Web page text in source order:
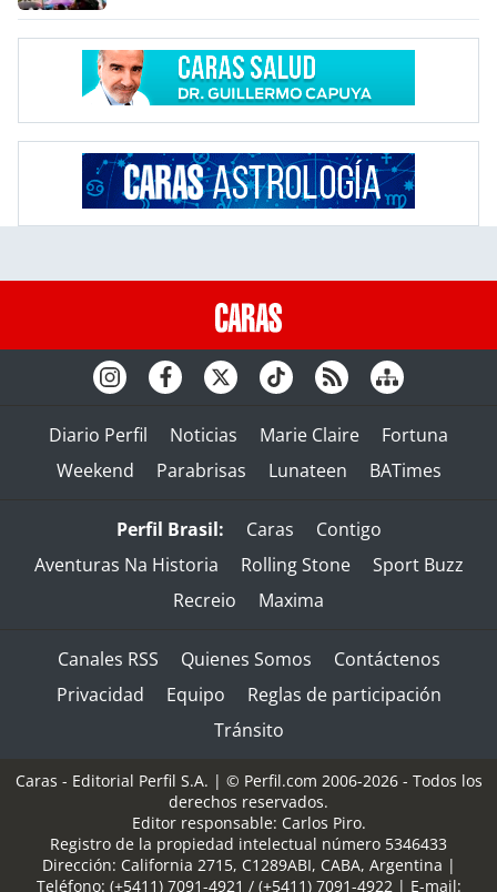
Diario Perfil Noticias Marie Claire
Fortuna
Weekend
Parabrisas Lunateen BATimes
Perfil Brasil: Caras
Contigo
Aventuras Na Historia
Rolling Stone
Sport Buzz
Recreio
Maxima
Canales RSS Quienes Somos
Contáctenos
Privacidad
Equipo
Reglas de participación
Tránsito
Caras - Editorial Perfil S.A. | © Perfil.com 2006-2026 - Todos los
derechos reservados.
Editor responsable: Carlos Piro.
Registro de la propiedad intelectual número 5346433
Dirección: California 2715, C1289ABI, CABA, Argentina |
Teléfono: (+5411) 7091-4921 / (+5411) 7091-4922 | E-mail: